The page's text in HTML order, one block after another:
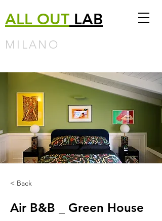
ALL OUT LAB
MILANO
< Back
Air B&B _ Green House